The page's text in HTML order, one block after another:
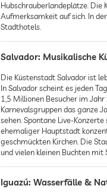
Hubschrauberlandeplätze.
Aufmerksamkeit auf sich. In
Stadthotels.
Salvador: Musikalische
Die Küstenstadt Salvador ist
In Salvador scheint es jeden
1,5 Millionen Besucher im
Karnevalsgruppen das ganze
sehen. Spontane Live-
ehemaliger Hauptstadt
geschmückten Kirchen. Die
und vielen kleinen Buchten mit
Iguazú: Wasserfälle &